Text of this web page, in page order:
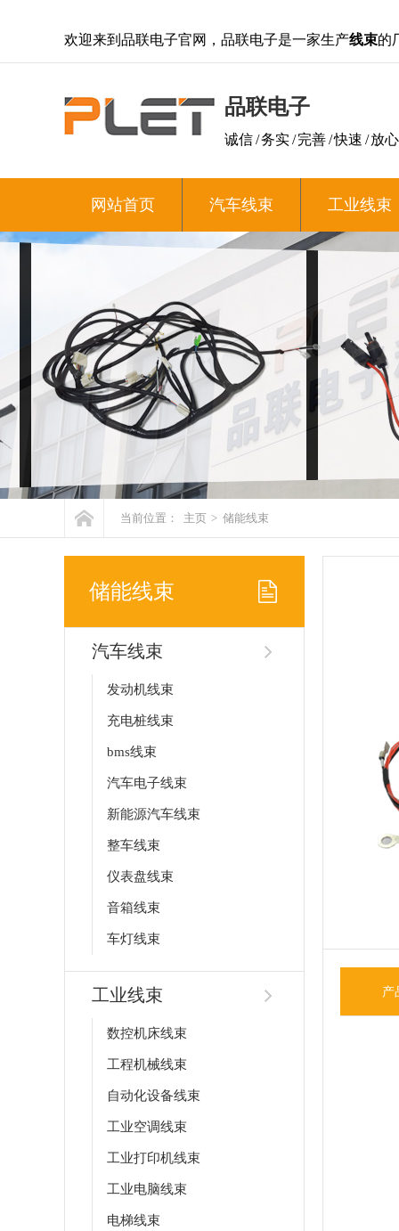
欢迎来到品联电子官网，品联电子是一家生产线束的
品联电子
诚信 / 务实 / 完善 / 快速 / 放心
网站首页 汽车线束 工业线束
当前位置： 主页 > 储能线束
储能线束
汽车线束
发动机线束
充电桩线束
bms线束
汽车电子线束
新能源汽车线束
整车线束
仪表盘线束
音箱线束
车灯线束
工业线束
数控机床线束
工程机械线束
自动化设备线束
工业空调线束
工业打印机线束
工业电脑线束
电梯线束
产